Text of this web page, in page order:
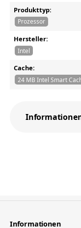
Produkttyp:
Prozessor
Hersteller:
Intel
Cache:
24 MB Intel Smart
Informationen